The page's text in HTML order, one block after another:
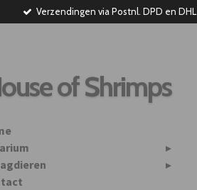
Verzendingen via Postnl. DPD en DHL
of Shrimps